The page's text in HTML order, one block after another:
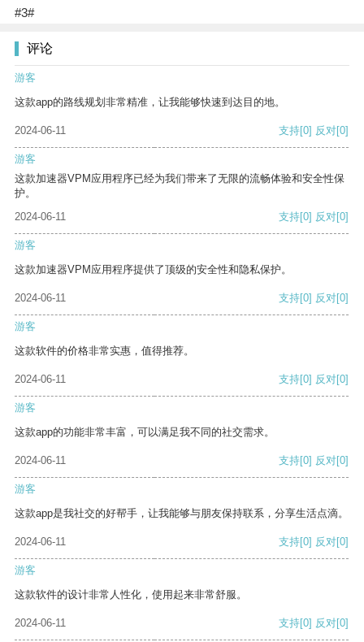
#3#
评论
游客
这款app的路线规划非常精准，让我能够快速到达目的地。
2024-06-11 支持[0] 反对[0]
游客
这款加速器VPM应用程序已经为我们带来了无限的流畅体验和安全性保
护。
2024-06-11
支持[0] 反对[0]
游客
这款加速器VPM应用程序提供了顶级的安全性和隐私保护。
2024-06-11 支持[0] 反对[0]
游客
这款软件的价格非常实惠，值得推荐。
2024-06-11 支持[0] 反对[0]
游客
这款app的功能非常丰富，可以满足我不同的社交需求。
2024-06-11 支持[0] 反对[0]
游客
这款app是我社交的好帮手，让我能够与朋友保持联系，分享生活点滴。
2024-06-11 支持[0] 反对[0]
游客
这款软件的设计非常人性化，使用起来非常舒服。
2024-06-11 支持[0] 反对[0]